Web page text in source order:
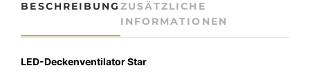
:
0
i
t
BESCHREIBUNG ZUSÄTZLICHE
INFORMATIONEN
LED-Deckenventilator Star